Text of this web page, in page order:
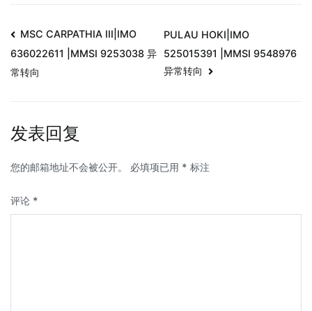
MSC CARPATHIA III|IMO
636022611 |MMSI 9253038 异
常转向
PULAU HOKI|IMO
525015391 |MMSI 9548976
异常转向
发表回复
您的邮箱地址不会被公开。 必填项已用 * 标注
评论 *